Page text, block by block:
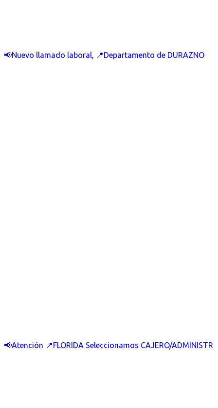
📢Nuevo llamado laboral, 📍Departamento de DURAZNO
📢Atención 📍FLORIDA Seleccionamos CAJERO/ADMINISTR